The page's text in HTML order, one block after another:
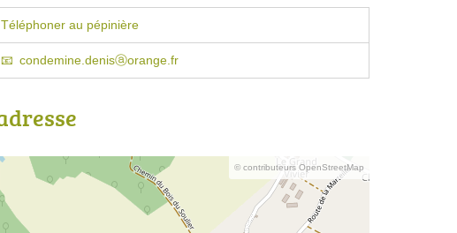
Téléphoner au pépinière
condemine.denisⓐorange.fr
© contributeurs OpenStreetMap